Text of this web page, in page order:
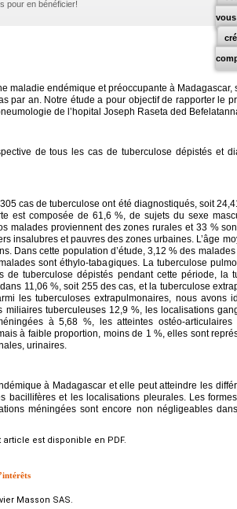
vous
pour en bénéficier!
maladie endémique et préoccupante à
par an. Notre étude a pour objectif de rapporter le
de l’hopital Joseph Raseta ded
de tous les cas de tuberculose dépistés et
cas de tuberculose ont été diagnostiqués, soit
est composée de 61,6 %, de sujets du sexe
malades proviennent des zones rurales et 33 %
insalubres et pauvres des zones urbaines. L’âge
Dans cette population d’étude, 3,12 % des
sont éthylo-tabagiques. La tuberculose
de tuberculose dépistés pendant cette période, la
11,06 %, soit 255 des cas, et la tuberculose
les tuberculoses extrapulmonaires, nous avons
miliaires tuberculeuses 12,9 %, les localisations
à 5,68 %, les atteintes ostéo-
à faible proportion, moins de 1 %, elles sont
urinaires.
à Madagascar et elle peut atteindre les
bacillifères et les localisations pleurales. Les
méningées sont encore non négligeables
est disponible en PDF.
Masson SAS.